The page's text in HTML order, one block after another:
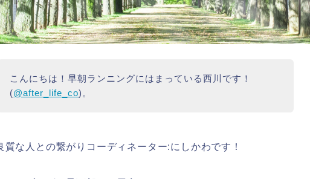
こんにちは！早朝ランニングにはまっている西川です！
(@after_life_co)。
質な人との繋がりコーディネーター:にしかわです！